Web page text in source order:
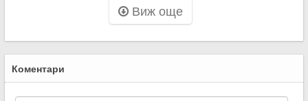
Виж още
Коментари